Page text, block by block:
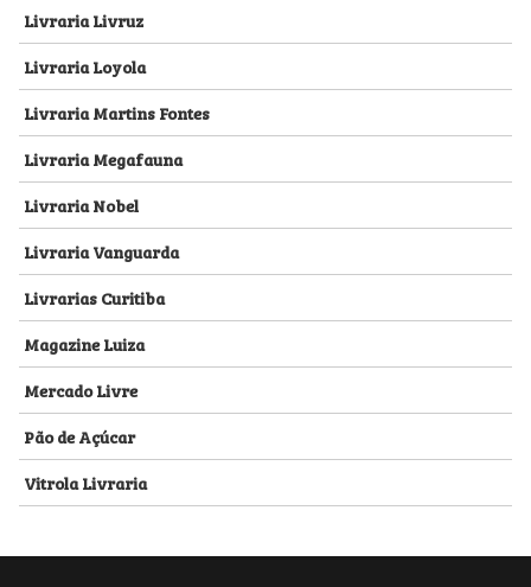
Livraria Livruz
Livraria Loyola
Livraria Martins Fontes
Livraria Megafauna
Livraria Nobel
Livraria Vanguarda
Livrarias Curitiba
Magazine Luiza
Mercado Livre
Pão de Açúcar
Vitrola Livraria